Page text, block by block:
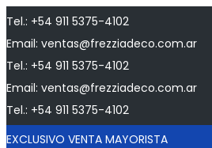
Tel.: +54 911 5375-4102
Email: ventas@frezziadeco.com.ar
Tel.: +54 911 5375-4102
Email: ventas@frezziadeco.com.ar
Tel.: +54 911 5375-4102
EXCLUSIVO VENTA MAYORISTA